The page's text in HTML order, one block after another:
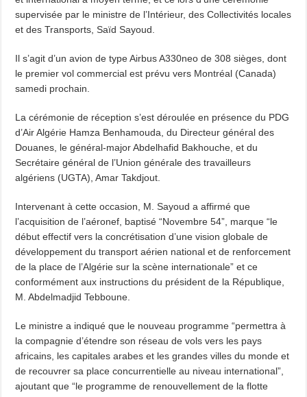
supervisée par le ministre de l’Intérieur, des Collectivités locales
et des Transports, Saïd Sayoud.
Il s’agit d’un avion de type Airbus A330neo de 308 sièges, dont
le premier vol commercial est prévu vers Montréal (Canada)
samedi prochain.
La cérémonie de réception s’est déroulée en présence du PDG
d’Air Algérie Hamza Benhamouda, du Directeur général des
Douanes, le général-major Abdelhafid Bakhouche, et du
Secrétaire général de l’Union générale des travailleurs
algériens (UGTA), Amar Takdjout.
Intervenant à cette occasion, M. Sayoud a affirmé que
l’acquisition de l’aéronef, baptisé “Novembre 54”, marque “le
début effectif vers la concrétisation d’une vision globale de
développement du transport aérien national et de renforcement
de la place de l’Algérie sur la scène internationale” et ce
conformément aux instructions du président de la République,
M. Abdelmadjid Tebboune.
Le ministre a indiqué que le nouveau programme “permettra à
la compagnie d’étendre son réseau de vols vers les pays
africains, les capitales arabes et les grandes villes du monde et
de recouvrer sa place concurrentielle au niveau international”,
ajoutant que “le programme de renouvellement de la flotte